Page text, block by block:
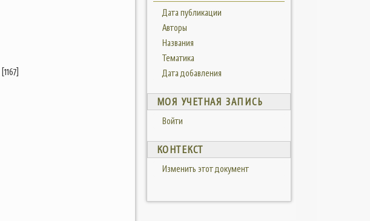
[1167]
Дата публикации
Авторы
Названия
Тематика
Дата добавления
МОЯ УЧЕТНАЯ ЗАПИСЬ
Войти
КОНТЕКСТ
Изменить этот документ